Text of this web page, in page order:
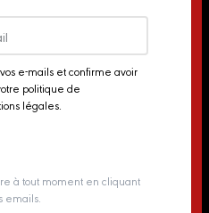
e-mails et confirme avoir
politique de
légales.
à tout moment en cliquant
emails.